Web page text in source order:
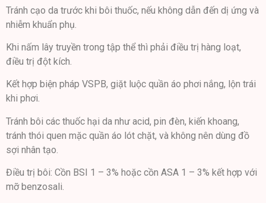
Tránh cạo da trước khi bôi thuốc, nếu không dẫn đến dị ứng và
nhiễm khuẩn phụ.
Khi nấm lây truyền trong tập thể thì phải điều trị hàng loạt,
điều trị đột kích.
Kết hợp biện pháp VSPB, giặt luộc quần áo phơi nắng, lộn trái
khi phơi.
Tránh bôi các thuốc hại da như acid, pin đèn, kiến khoang,
tránh thói quen mặc quần áo lót chặt, và không nên dùng đồ
sợi nhân tạo.
Điều trị bôi: Cồn BSI 1 – 3% hoặc cồn ASA 1 – 3% kết hợp với
mỡ benzosali.